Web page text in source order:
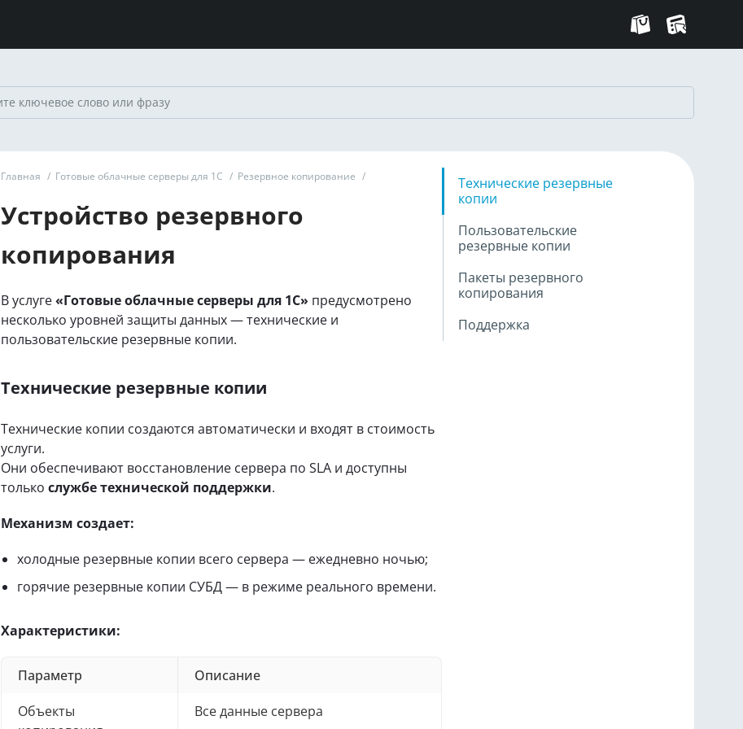
Главная / Готовые облачные серверы для 1С / Резервное копирование /
Устройство резервного
копирования
В услуге«Готовые облачные серверы для 1С» предусмотрено
несколько уровней защиты данных — технические и
пользовательские резервные копии.
Технические резервные копии
Технические копии создаются автоматически и входят в стоимость
услуги.
Они обеспечивают восстановление сервера по SLA и доступны
только службе технической поддержки.
Механизм создает:
холодные резервные копии всего сервера — ежедневно ночью;
горячие резервные копии СУБД — в режиме реального времени.
Характеристики:
Параметр
Описание
Объекты
Все данные сервера
Технические резервные
копии
Пользовательские
резервные копии
Пакеты резервного
копирования
Поддержка